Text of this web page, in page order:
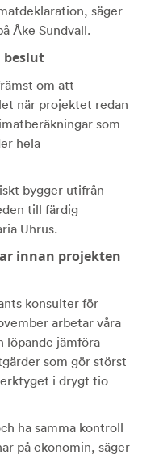
säger
Åke Sundvall.
om att
när projektet redan
som
hela
bygger utifrån
till färdig
Uhrus.
innan projekten
konsulter för
arbetar våra
löpande jämföra
som gör störst
i drygt tio
ha samma kontroll
på ekonomin, säger